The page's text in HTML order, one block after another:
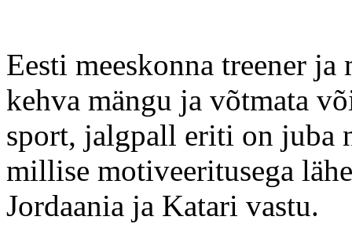
Eesti meeskonna treener
kehva mängu ja võtmata
sport, jalgpall eriti on juba
millise motiveeritusega
Jordaania ja Katari vastu.